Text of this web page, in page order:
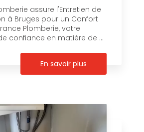
assure l'Entretien de
à Bruges pour un Confort
Plomberie, votre
confiance en matière de ...
En savoir plus